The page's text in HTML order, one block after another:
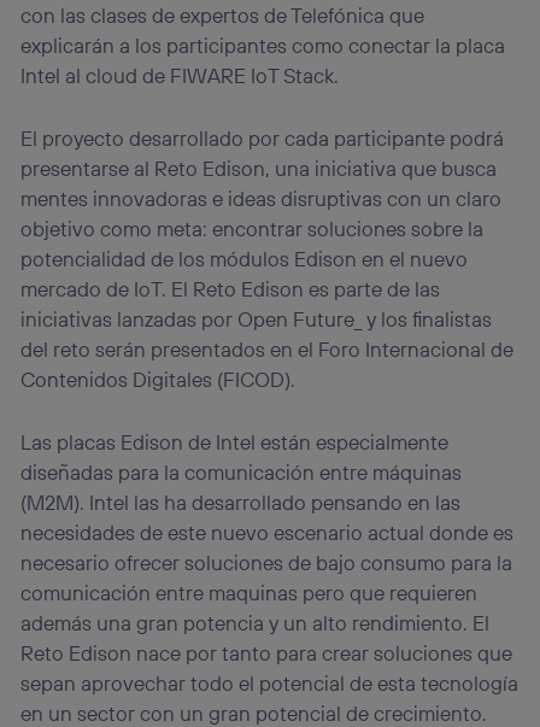
con las clases de expertos de Telefónica que
explicarán a los participantes como conectar la placa
Intel al cloud de FIWARE IoT Stack.
El proyecto desarrollado por cada participante podrá
presentarse al Reto Edison, una iniciativa que busca
mentes innovadoras e ideas disruptivas con un claro
objetivo como meta: encontrar soluciones sobre la
potencialidad de los módulos Edison en el nuevo
mercado de IoT. El Reto Edison es parte de las
iniciativas lanzadas por Open Future_ y los finalistas
del reto serán presentados en el Foro Internacional de
Contenidos Digitales (FICOD).
Las placas Edison de Intel están especialmente
diseñadas para la comunicación entre máquinas
(M2M). Intel las ha desarrollado pensando en las
necesidades de este nuevo escenario actual donde es
necesario ofrecer soluciones de bajo consumo para la
comunicación entre maquinas pero que requieren
además una gran potencia y un alto rendimiento. El
Reto Edison nace por tanto para crear soluciones que
sepan aprovechar todo el potencial de esta tecnología
en un sector con un gran potencial de crecimiento.